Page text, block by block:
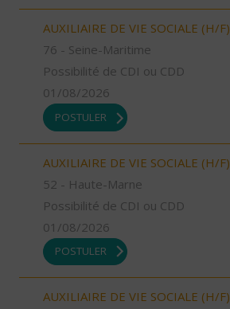
AUXILIAIRE DE VIE SOCIALE (H/F)
76 - Seine-Maritime
Possibilité de CDI ou CDD
01/08/2026
POSTULER
AUXILIAIRE DE VIE SOCIALE (H/F)
52 - Haute-Marne
Possibilité de CDI ou CDD
01/08/2026
POSTULER
AUXILIAIRE DE VIE SOCIALE (H/F)